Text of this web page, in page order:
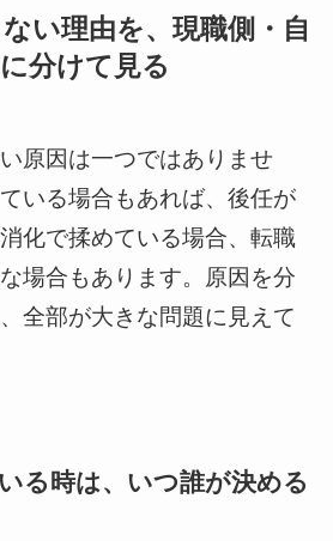
い理由を、現職側・自
分けて見る
原因は一つではありませ
いる場合もあれば、後任が
化で揉めている場合、転職
場合もあります。原因を分
全部が大きな問題に見えて
る時は、いつ誰が決める